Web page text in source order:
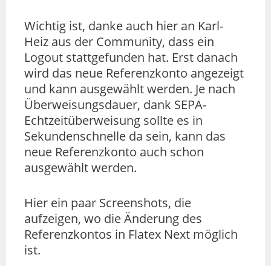
Wichtig ist, danke auch hier an Karl-
Heiz aus der Community, dass ein
Logout stattgefunden hat. Erst danach
wird das neue Referenzkonto angezeigt
und kann ausgewählt werden. Je nach
Überweisungsdauer, dank SEPA-
Echtzeitüberweisung sollte es in
Sekundenschnelle da sein, kann das
neue Referenzkonto auch schon
ausgewählt werden.
Hier ein paar Screenshots, die
aufzeigen, wo die Änderung des
Referenzkontos in Flatex Next möglich
ist.